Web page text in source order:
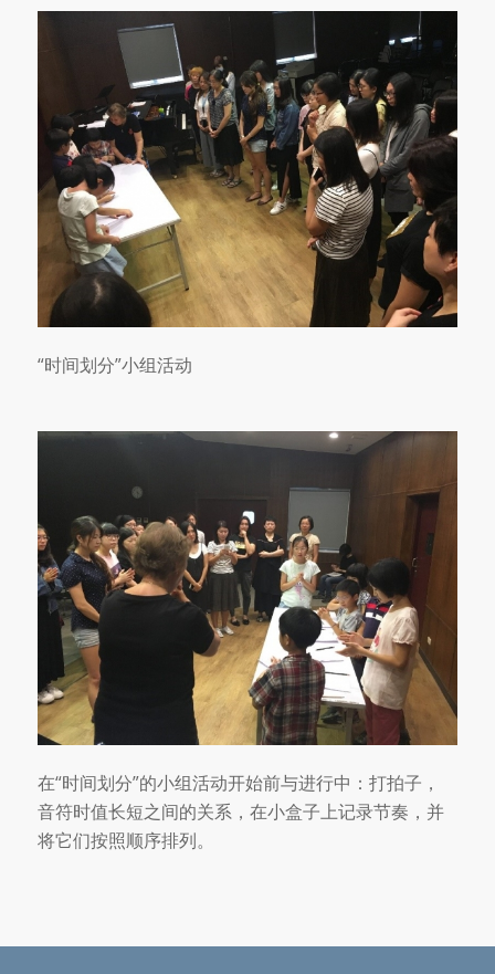
“时间划分”小组活动
在“时间划分”的小组活动开始前与进行中：打拍子，
音符时值长短之间的关系，在小盒子上记录节奏，并
将它们按照顺序排列。